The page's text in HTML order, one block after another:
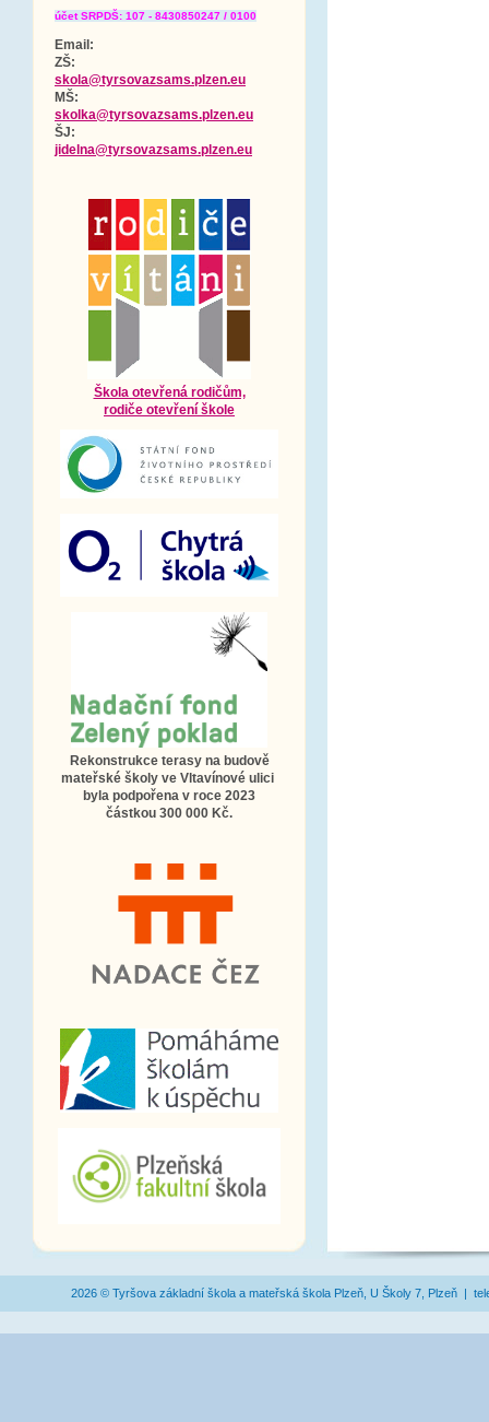
účet SRPDŠ: 107 - 8430850247 / 0100
Email:
ZŠ:
skola@tyrsovazsams.plzen.eu
MŠ:
skolka@tyrsovazsams.plzen.eu
ŠJ:
jidelna@tyrsovazsams.plzen.eu
Škola otevřená rodičům,
rodiče otevření škole
Rekonstrukce terasy na budově
mateřské školy ve Vltavínové ulici
byla podpořena v roce 2023
částkou 300 000 Kč.
2026 © Tyršova základní škola a mateřská škola Plzeň, U Školy 7, Plzeň |